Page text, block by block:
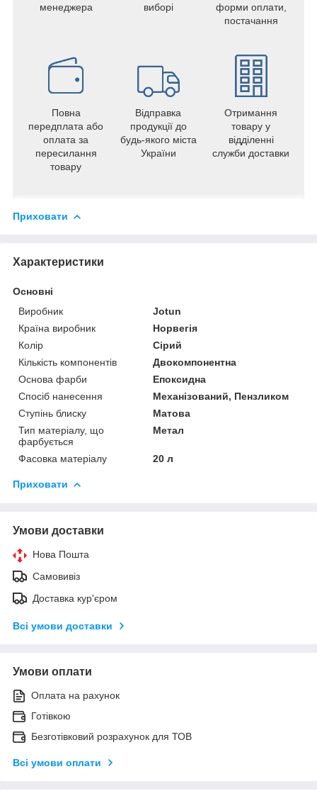
менеджера
виборі
форми оплати,
постачання
Повна
передплата або
оплата за
пересилання
товару
Відправка
продукції до
будь-якого міста
України
Отримання
товару у
відділенні
служби доставки
Приховати
Характеристики
Основні
Виробник
Jotun
Країна виробник
Норвегія
Колір
Сірий
Кількість компонентів
Двокомпонентна
Основа фарби
Епоксидна
Спосіб нанесення
Механізований, Пензликом
Ступінь блиску
Матова
Тип матеріалу, що
фарбується
Метал
Фасовка матеріалу 20 л
Приховати
Умови доставки
Нова Пошта
Самовивіз
Доставка кур'єром
Всі умови доставки
Умови оплати
Оплата на рахунок
Готівкою
Безготівковий розрахунок для ТОВ
Всі умови оплати